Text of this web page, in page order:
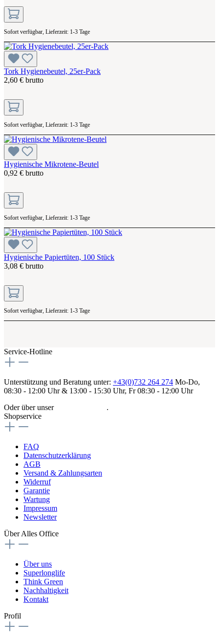
Sofort verfügbar, Lieferzeit: 1-3 Tage
Tork Hygienebeutel, 25er-Pack
2,60 € brutto
Sofort verfügbar, Lieferzeit: 1-3 Tage
Hygienische Mikrotene-Beutel
0,92 € brutto
Sofort verfügbar, Lieferzeit: 1-3 Tage
Hygienische Papiertüten, 100 Stück
3,08 € brutto
Sofort verfügbar, Lieferzeit: 1-3 Tage
Service-Hotline
Unterstützung und Beratung unter: +43(0)732 264 274 Mo-Do,
08:30 - 12:00 Uhr & 13:00 - 15:30 Uhr, Fr 08:30 - 12:00 Uhr
Oder über unser
.
Shopservice
FAQ
Datenschutzerklärung
AGB
Versand & Zahlungsarten
Widerruf
Garantie
Wartung
Impressum
Newsletter
Über Alles Office
Über uns
Superlonglife
Think Green
Nachhaltigkeit
Kontakt
Profil